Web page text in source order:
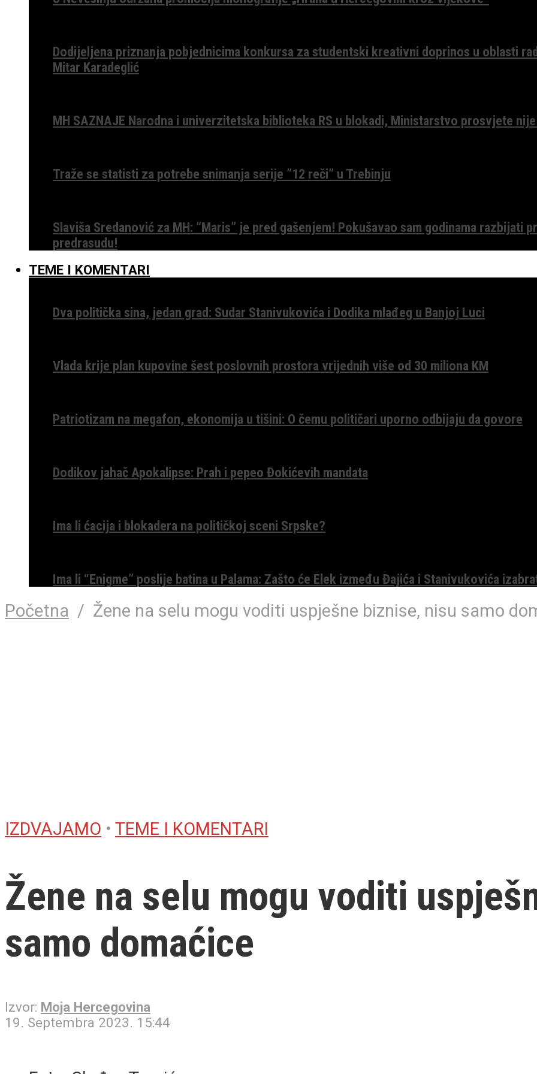
Dodijeljena priznanja pobjednicima konkursa za studentski kreativni doprinos u oblasti
Mitar Karadeglić
MH SAZNAJE Narodna i univerzitetska biblioteka RS u blokadi, Ministarstvo prosvjete nije
Traže se statisti za potrebe snimanja serije ”12 reči” u Trebinju
Slaviša Sredanović za MH: ”Maris” je pred gašenjem! Pokušavao sam godinama razbijati
predrasudu!
TEME I KOMENTARI
Dva politička sina, jedan grad: Sudar Stanivukovića i Dodika mlađeg u Banjoj Luci
Vlada krije plan kupovine šest poslovnih prostora vrijednih više od 30 miliona KM
Patriotizam na megafon, ekonomija u tišini: O čemu političari uporno odbijaju da govore
Dodikov jahač Apokalipse: Prah i pepeo Đokićevih mandata
Ima li ćacija i blokadera na političkoj sceni Srpske?
Ima li “Enigme” poslije batina u Palama: Zašto će Elek između Đajića i Stanivukovića
Početna / Žene na selu mogu voditi uspješne biznise, nisu samo
IZDVAJAMO • TEME I KOMENTARI
Žene na selu mogu voditi
samo domaćice
Izvor: Moja Hercegovina
19. Septembra 2023. 15:44